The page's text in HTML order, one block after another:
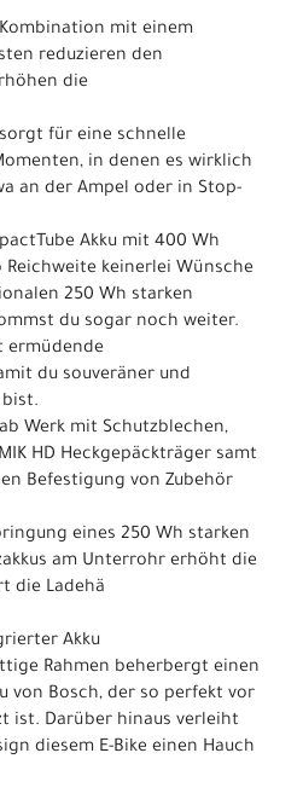
mit einem
reduzieren den
die
für eine schnelle
in denen es wirklich
an der Ampel oder in Stop-
Akku mit 400 Wh
keinerlei Wünsche
250 Wh starken
du sogar noch weiter.
ermüdende
du souveräner und
Werk mit Schutzblechen,
HD Heckgepäckträger samt
Befestigung von Zubehör
eines 250 Wh starken
am Unterrohr erhöht die
die Ladehä
Akku
Rahmen beherbergt einen
von Bosch, der so perfekt vor
ist. Darüber hinaus verleiht
diesem E-Bike einen Hauch